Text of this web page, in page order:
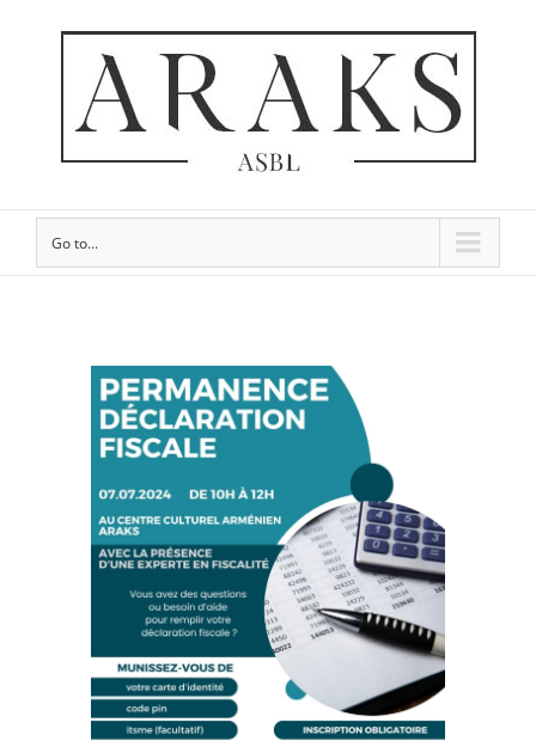
Go to...
View
Larger
Image